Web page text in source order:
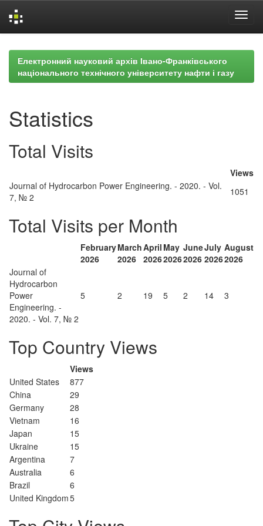
navigationЕлектронний науковий архів Івано-Франківського
національного технічного університету нафти і газу
Statistics
Total Visits
Views
Journal of Hydrocarbon Power Engineering. - 2020. - Vol.
7, № 2
1051
Total Visits per Month
February
2026
March
2026
April
2026
May
2026
June
2026
July
2026
August
2026
Journal of
Hydrocarbon
Power
Engineering. -
2020. - Vol. 7, № 2
5 2 19 5 2 14 3
Top Country Views
Views
United States
877
China
29
Germany
28
Vietnam
16
Japan
15
Ukraine
15
Argentina
7
Australia
6
Brazil
6
United Kingdom5